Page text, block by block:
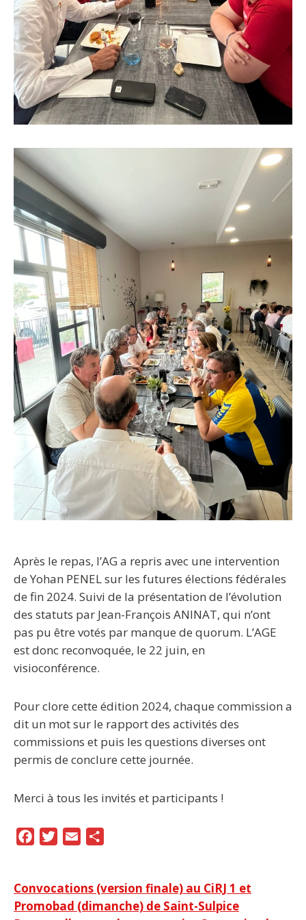
Après le repas, l’AG a repris avec une intervention
de Yohan PENEL sur les futures élections fédérales
de fin 2024. Suivi de la présentation de l’évolution
des statuts par Jean-François ANINAT, qui n’ont
pas pu être votés par manque de quorum. L’AGE
est donc reconvoquée, le 22 juin, en
visioconférence.
Pour clore cette édition 2024, chaque commission a
dit un mot sur le rapport des activités des
commissions et puis les questions diverses ont
permis de conclure cette journée.
Merci à tous les invités et participants !
e
b
t
t
i
l
t
a
Navigation
de
Convocations (version finale) au CiRJ 1 et
Promobad (dimanche) de Saint-Sulpice